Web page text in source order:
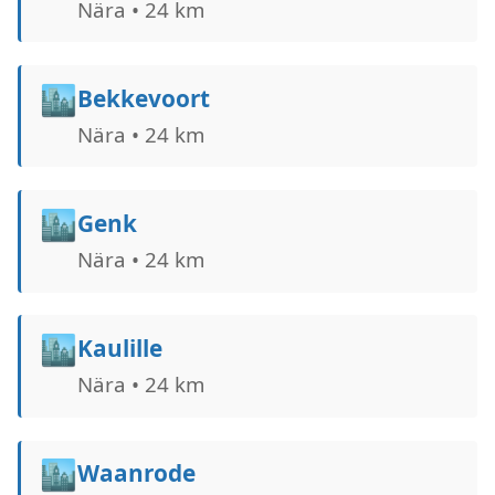
Nära • 24 km
🏙️Bekkevoort
Nära • 24 km
🏙️Genk
Nära • 24 km
🏙️Kaulille
Nära • 24 km
🏙️Waanrode